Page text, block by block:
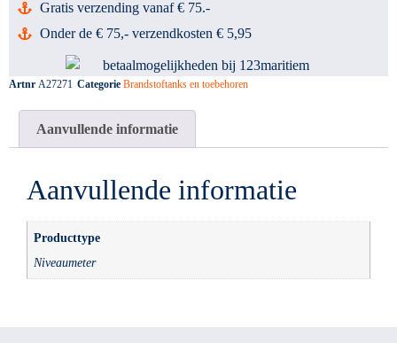
Gratis verzending vanaf € 75.-
Onder de € 75,- verzendkosten € 5,95
Artnr A27271 Categorie Brandstoftanks en toebehoren
Aanvullende informatie
Aanvullende informatie
Producttype
Niveaumeter